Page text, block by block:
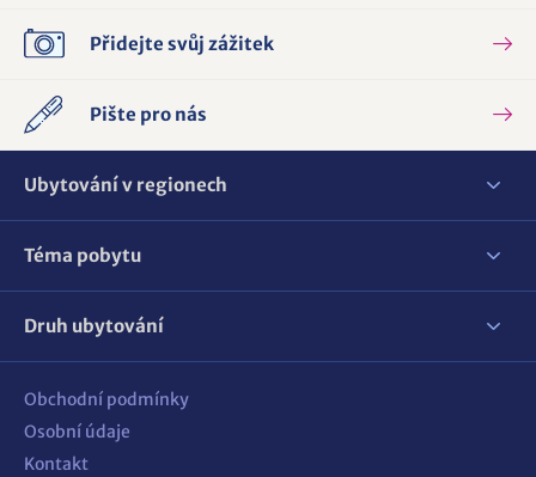
Přidejte svůj zážitek
Pište pro nás
Ubytování v regionech
Téma pobytu
Druh ubytování
Obchodní podmínky
Osobní údaje
Kontakt